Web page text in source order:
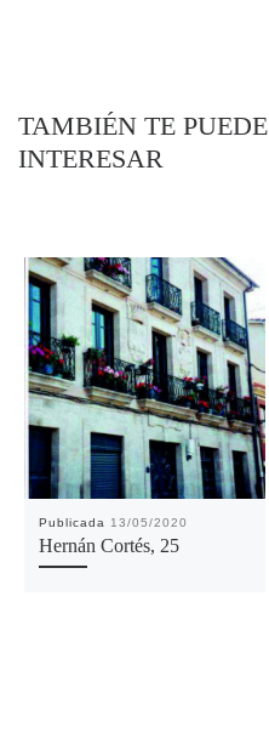
TAMBIÉN TE PUEDE
INTERESAR
Publicada 13/05/2020
Hernán Cortés, 25